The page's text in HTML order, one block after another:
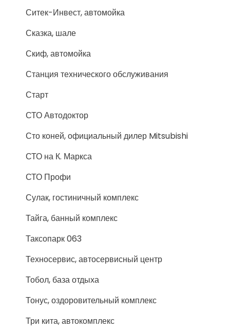
Ситек-Инвест, автомойка
Сказка, шале
Скиф, автомойка
Станция технического обслуживания
Старт
СТО Автодоктор
Сто коней, официальный дилер Mitsubishi
СТО на К. Маркса
СТО Профи
Сулак, гостиничный комплекс
Тайга, банный комплекс
Таксопарк 063
Техносервис, автосервисный центр
Тобол, база отдыха
Тонус, оздоровительный комплекс
Три кита, автокомплекс